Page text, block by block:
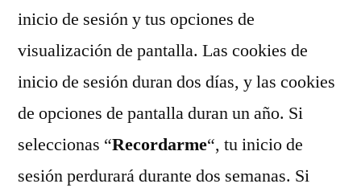
inicio de sesión y tus opciones de
visualización de pantalla. Las cookies de
inicio de sesión duran dos días, y las cookies
de opciones de pantalla duran un año. Si
seleccionas “Recordarme“, tu inicio de
sesión perdurará durante dos semanas. Si